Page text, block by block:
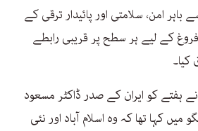
امن، سلامتی اور پائیدار ترقی کے
کے لیے ہر سطح پر قریبی رابطے
کیا۔
ہفتے کو ایران کے صدر ڈاکٹر مسعود
کہا تھا کہ وہ اسلام آباد اور نئی